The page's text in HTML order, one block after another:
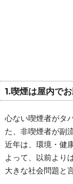
1.喫煙は屋内で
心ない喫煙者がタ
た、非喫煙者が副
近年は、環境・健
よって、以前より
大きな社会問題と